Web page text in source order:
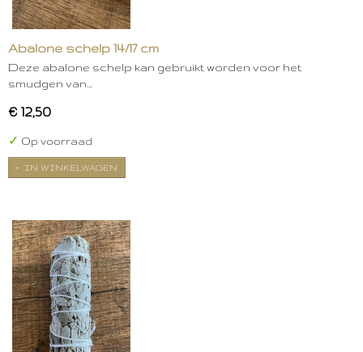
Abalone schelp 14/17 cm
Deze abalone schelp kan gebruikt worden voor het
smudgen van…
€ 12,50
✓ Op voorraad
IN WINKELWAGEN